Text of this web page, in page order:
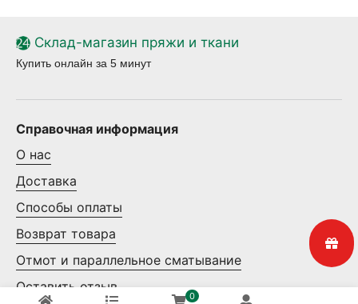
Склад-магазин пряжи и ткани
Купить онлайн за 5 минут
Справочная информация
О нас
Доставка
Способы оплаты
Возврат товара
Отмот и параллельное сматывание
Оставить отзыв
0